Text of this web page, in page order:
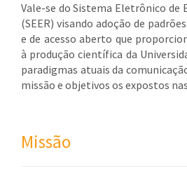
Vale-se do Sistema Eletrônico de
(SEER) visando adoção de
e de acesso aberto que
à produção científica da
paradigmas atuais da
missão e objetivos os expostos
Missão